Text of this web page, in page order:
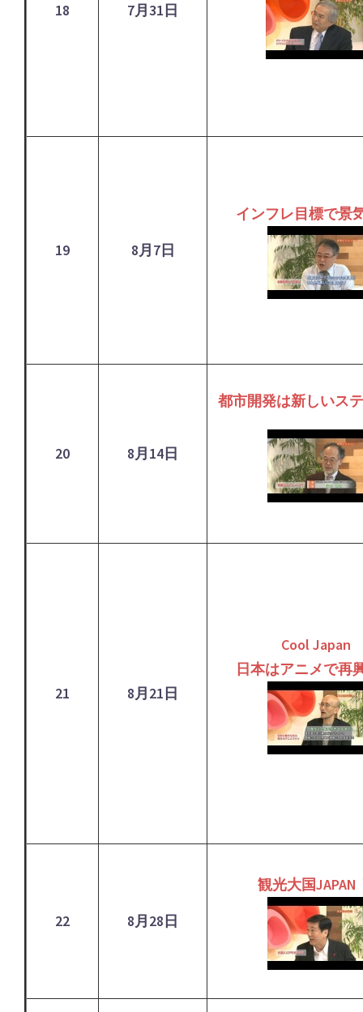
18 7月31日
19 8月7日
インフレ目標で景
20 8月14日
都市開発は新しいス
21 8月21日
Cool Japan
日本はアニメで再
22 8月28日
観光大国